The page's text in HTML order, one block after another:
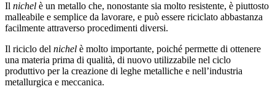
Il nichel è un metallo che, nonostante sia molto resistente, è piuttosto
malleabile e semplice da lavorare, e può essere riciclato abbastanza
facilmente attraverso procedimenti diversi.
Il riciclo del nichel è molto importante, poiché permette di ottenere
una materia prima di qualità, di nuovo utilizzabile nel ciclo
produttivo per la creazione di leghe metalliche e nell’industria
metallurgica e meccanica.